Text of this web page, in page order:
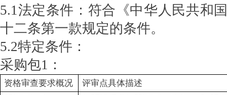
5.1法定条件：符合《中华人民共和
十二条第一款规定的条件。
5.2特定条件：
采购包1：
资格审查要求概况
评审点具体描述